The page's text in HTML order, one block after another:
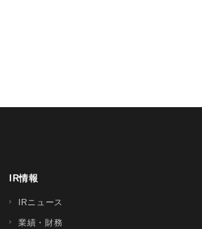
IR情報
IRニュース
業績・財務